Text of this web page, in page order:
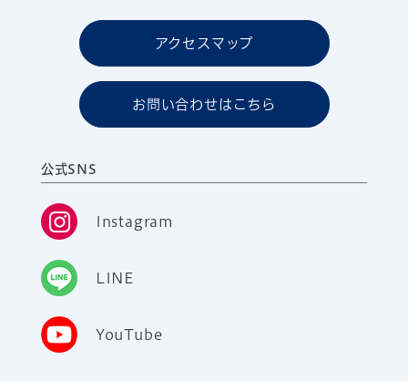
アクセスマップ
お問い合わせはこちら
公式SNS
Instagram
LINE
YouTube